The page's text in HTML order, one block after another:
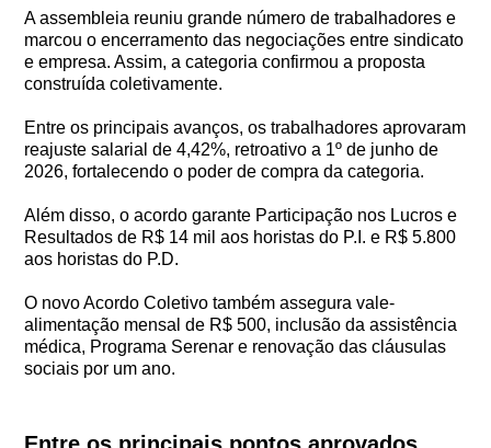
A assembleia reuniu grande número de trabalhadores e
marcou o encerramento das negociações entre sindicato
e empresa. Assim, a categoria confirmou a proposta
construída coletivamente.
Entre os principais avanços, os trabalhadores aprovaram
reajuste salarial de 4,42%, retroativo a 1º de junho de
2026, fortalecendo o poder de compra da categoria.
Além disso, o acordo garante Participação nos Lucros e
Resultados de R$ 14 mil aos horistas do P.I. e R$ 5.800
aos horistas do P.D.
O novo Acordo Coletivo também assegura vale-
alimentação mensal de R$ 500, inclusão da assistência
médica, Programa Serenar e renovação das cláusulas
sociais por um ano.